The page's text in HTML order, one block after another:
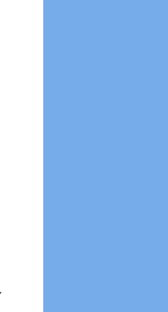
Windgeschwindigkeiten in 3h